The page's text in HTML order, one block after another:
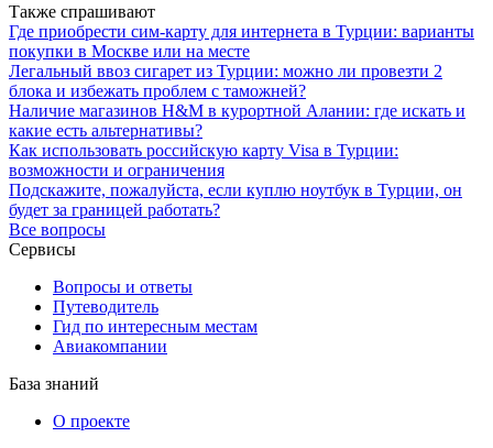
Также спрашивают
Где приобрести сим-карту для интернета в Турции: варианты
покупки в Москве или на месте
Легальный ввоз сигарет из Турции: можно ли провезти 2
блока и избежать проблем с таможней?
Наличие магазинов H&M в курортной Алании: где искать и
какие есть альтернативы?
Как использовать российскую карту Visa в Турции:
возможности и ограничения
Подскажите, пожалуйста, если куплю ноутбук в Турции, он
будет за границей работать?
Все вопросы
Сервисы
Вопросы и ответы
Путеводитель
Гид по интересным местам
Авиакомпании
База знаний
О проекте